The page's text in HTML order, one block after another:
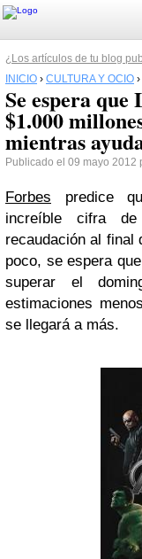
¿Los artículos de tu blog
INICIO › CULTURA Y OCIO ›
Se espera que
$1.000
mientras
Publicado el 09 mayo 2012
Forbes predice
increíble cifra
recaudación al final
poco, se espera
superar el
estimaciones
se llegará a más.